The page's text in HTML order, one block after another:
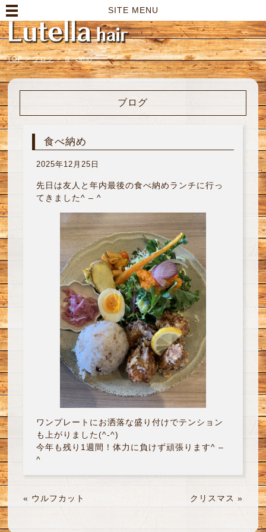
SITE MENU
TOP > ブログ > 食べ納め
ブログ
食べ納め
2025年12月25日
先日は友人と年内最後の食べ納めランチに行っ
てきました^ – ^
ワンプレートにお洒落な盛り付けでテンション
も上がりました(^-^)
今年も残り1週間！体力に負けず頑張ります^ –
^
« ウルフカット クリスマス »